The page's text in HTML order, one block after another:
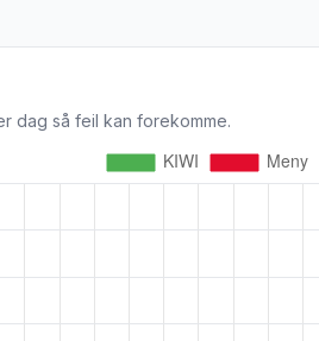
dag så feil kan forekomme.